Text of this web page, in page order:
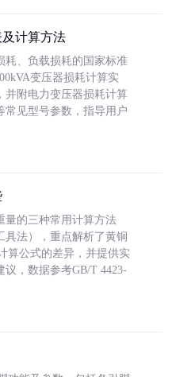
计算方法
耗、负载损耗的国家标准
变压器损耗计算实
并附电力变压器损耗计算
常见型号参数，指导用户
量的三种常用计算方法
具法），重点解析了黄铜
算公式的差异，并提供实
，数据参考GB/T 4423-